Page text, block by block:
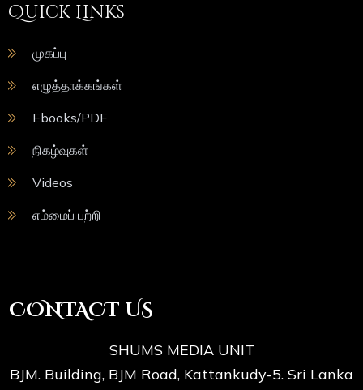
Quick Links
முகப்பு
எழுத்தாக்கங்கள்
Ebooks/PDF
நிகழ்வுகள்
Videos
எம்மைப் பற்றி
CONTACT US
SHUMS MEDIA UNIT
BJM. Building, BJM Road, Kattankudy-5. Sri Lanka